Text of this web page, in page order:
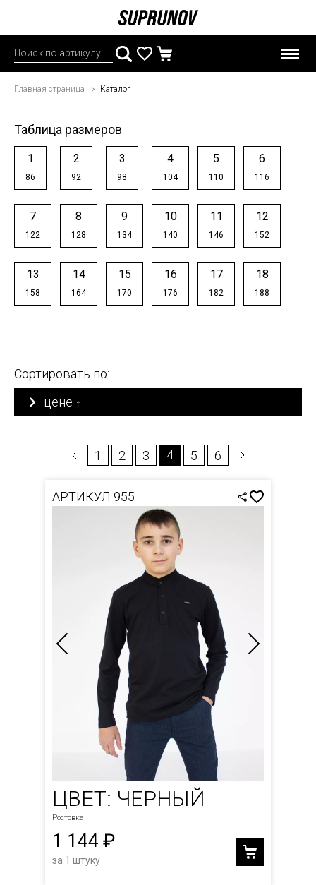
Главная страница Каталог
Таблица размеров
1
86
2
92
3
98
4
104
5
110
6
116
7
122
8
128
9
134
10
140
11
146
12
152
13
158
14
164
15
170
16
176
17
182
18
188
Сортировать по:
цене ↑
1 2 3 4 5 6
АРТИКУЛ 955
ЦВЕТ: ЧЕРНЫЙ
Ростовка
1 144 ₽
за 1 штуку